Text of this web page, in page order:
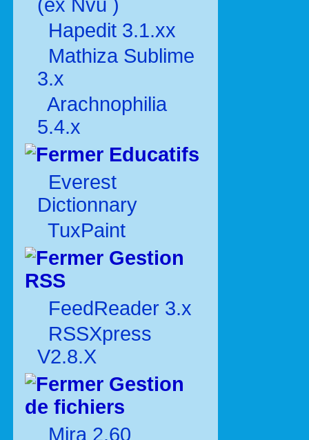
(ex Nvu )
Hapedit 3.1.xx
Mathiza Sublime
3.x
Arachnophilia
5.4.x
Educatifs
Everest
Dictionnary
TuxPaint
Gestion
RSS
FeedReader 3.x
RSSXpress
V2.8.X
Gestion
de fichiers
Mira 2.60